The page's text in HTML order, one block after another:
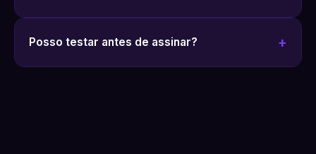
Posso testar antes de assinar?